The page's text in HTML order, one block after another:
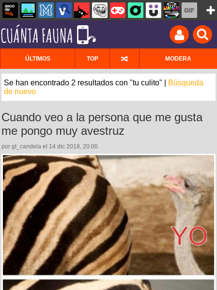
ÚLTIMOS TOP MODERA
Se han encontrado 2 resultados con "tu culito" |
Búsqueda
de nuevo
Cuando veo a la persona que me gusta
me pongo muy avestruz
por gt_candela el 14 dic 2018, 20:00